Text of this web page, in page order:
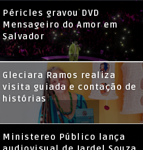
Péricles gravou DVD
Mensageiro do Amor em
Salvador
KL Jay (Racionais MC’s), DJ
Raíz e DJ Leandro Vitrola na
BIGSHAKE 14
Gleciara Ramos realiza
visita guiada e contação de
histórias
​Ministereo Público lança